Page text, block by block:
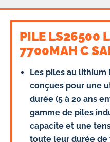
PILE LS26500
7700MAH C
Les piles au lithium
conçues pour une
durée (5 à 20 ans
gamme de piles
capacite et une
toute leur durée de